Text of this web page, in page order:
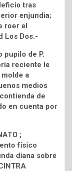
tras
enjundia;
roer el
Los Dos.-
pupilo de P.
reciente le
a
medios
de
en cuenta por
;
físico
diana sobre